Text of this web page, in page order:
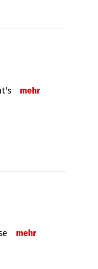
mehr
mehr